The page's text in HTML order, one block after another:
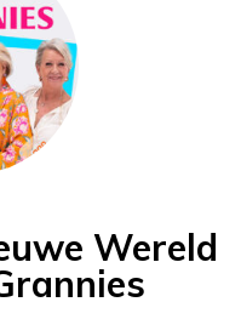
Wereld